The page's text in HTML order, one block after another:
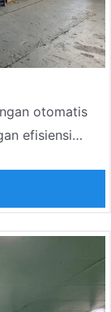
sebagai
dituntut.
otomatis
efisiensi
yang
otomatis
film, dan
dan